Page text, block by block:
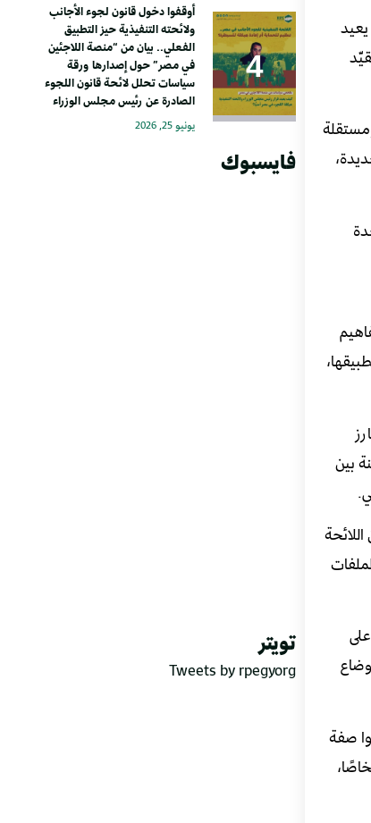
بين
صفة
أوقفوا دخول قانون لجوء الأجانب
ولائحته التنفيذية حيز التطبيق
الفعلي.. بيان من “منصة اللاجئين
في مصر” حول إصدارها ورقة
سياسات تحلل لائحة قانون اللجوء
الصادرة عن رئيس مجلس الوزراء
يونيو 25, 2026
فايسبوك
تويتر
Tweets by rpegyorg